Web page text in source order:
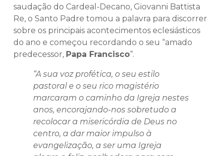
saudação do Cardeal-Decano, Giovanni Battista
Re, o Santo Padre tomou a palavra para discorrer
sobre os principais acontecimentos eclesiásticos
do ano e começou recordando o seu “amado
predecessor, Papa Francisco“.
“A sua voz profética, o seu estilo
pastoral e o seu rico magistério
marcaram o caminho da Igreja nestes
anos, encorajando-nos sobretudo a
recolocar a misericórdia de Deus no
centro, a dar maior impulso à
evangelização, a ser uma Igreja